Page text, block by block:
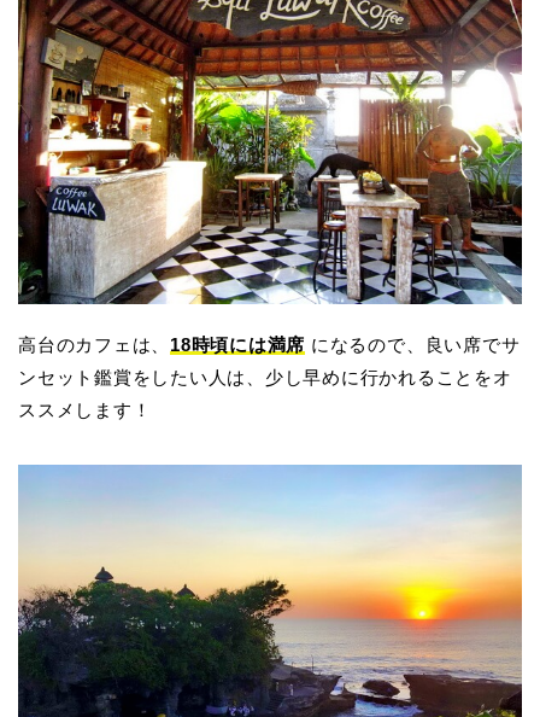
高台のカフェは、 18時頃には満席 になるので、良い席でサ
ンセット鑑賞をしたい人は、少し早めに行かれることをオ
ススメします！